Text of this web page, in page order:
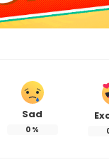
Sad
0 %